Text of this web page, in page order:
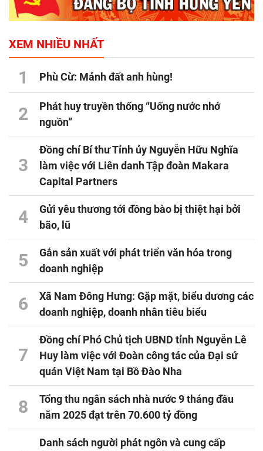
XEM NHIỀU NHẤT
1 Phù Cừ: Mảnh đất anh hùng!
2
Phát huy truyền thống “Uống nước nhớ
nguồn”
3
Đồng chí Bí thư Tỉnh ủy Nguyễn Hữu Nghĩa
làm việc với Liên danh Tập đoàn Makara
Capital Partners
4
Gửi yêu thương tới đồng bào bị thiệt hại bởi
bão, lũ
5
Gắn sản xuất với phát triển văn hóa trong
doanh nghiệp
6
Xã Nam Đông Hưng: Gặp mặt, biểu dương các
doanh nghiệp, doanh nhân tiêu biểu
7
Đồng chí Phó Chủ tịch UBND tỉnh Nguyễn Lê
Huy làm việc với Đoàn công tác của Đại sứ
quán Việt Nam tại Bồ Đào Nha
8
Tổng thu ngân sách nhà nước 9 tháng đầu
năm 2025 đạt trên 70.600 tỷ đồng
Danh sách người phát ngôn và cung cấp